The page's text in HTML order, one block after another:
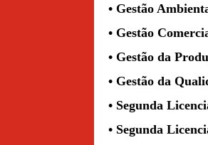
• Gestão
• Gestão
• Gestão da
• Gestão da
• Segunda
• Segunda